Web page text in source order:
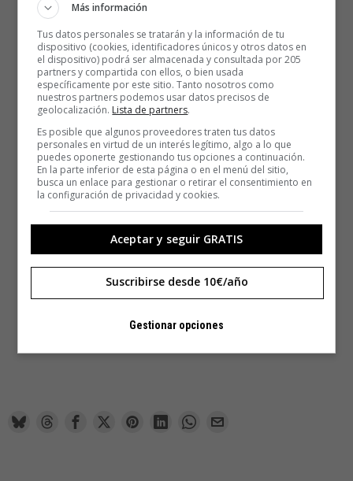
Más información
Tus datos personales se tratarán y la información de tu
dispositivo (cookies, identificadores únicos y otros datos en
el dispositivo) podrá ser almacenada y consultada por 205
partners y compartida con ellos, o bien usada
específicamente por este sitio. Tanto nosotros como
nuestros partners podemos usar datos precisos de
geolocalización. Lista de partners.
Es posible que algunos proveedores traten tus datos
personales en virtud de un interés legítimo, algo a lo que
puedes oponerte gestionando tus opciones a continuación.
En la parte inferior de esta página o en el menú del sitio,
busca un enlace para gestionar o retirar el consentimiento en
la configuración de privacidad y cookies.
Aceptar y seguir GRATIS
Suscribirse desde 10€/año
Gestionar opciones